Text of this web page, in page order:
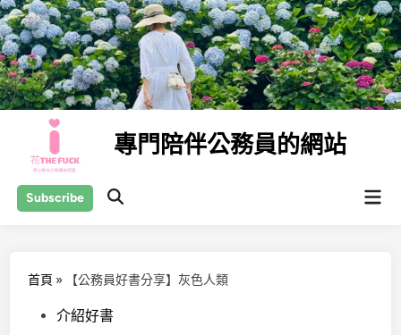
Skip
to
content
專門陪伴公務員的網站
Subscribe
Open
首頁 » 【公務員好書分享】灰色人類
Posted介紹好書